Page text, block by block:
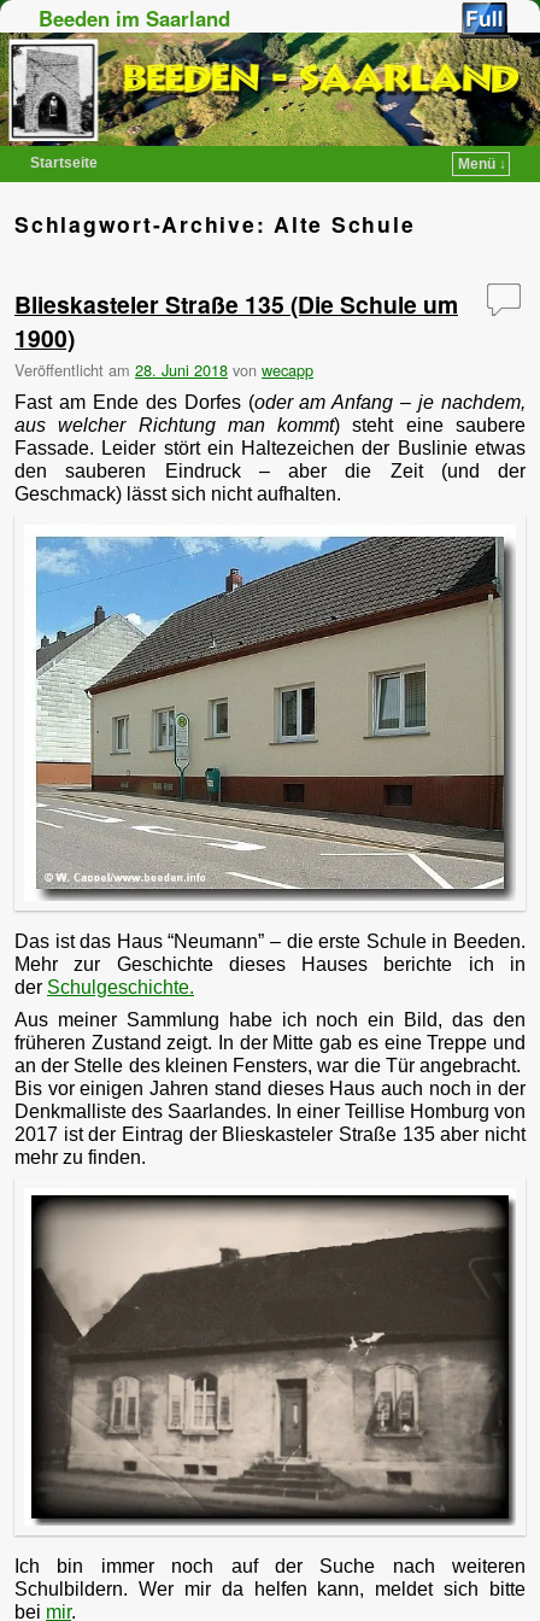
Beeden im Saarland
Startseite
Menü ↓
Schlagwort-Archive:Alte Schule
Blieskasteler Straße 135 (Die Schule um
1900)
Veröffentlicht am 28. Juni 2018 von wecapp
Fast am Ende des Dorfes (oder am Anfang – je nachdem,
aus welcher Richtung man kommt) steht eine saubere
Fassade. Leider stört ein Haltezeichen der Buslinie etwas
den sauberen Eindruck – aber die Zeit (und der
Geschmack) lässt sich nicht aufhalten.
Das ist das Haus “Neumann” – die erste Schule in Beeden.
Mehr zur Geschichte dieses Hauses berichte ich in
der Schulgeschichte.
Aus meiner Sammlung habe ich noch ein Bild, das den
früheren Zustand zeigt. In der Mitte gab es eine Treppe und
an der Stelle des kleinen Fensters, war die Tür angebracht.
Bis vor einigen Jahren stand dieses Haus auch noch in der
Denkmalliste des Saarlandes. In einer Teillise Homburg von
2017 ist der Eintrag der Blieskasteler Straße 135 aber nicht
mehr zu finden.
Ich bin immer noch auf der Suche nach weiteren
Schulbildern. Wer mir da helfen kann, meldet sich bitte
bei mir.